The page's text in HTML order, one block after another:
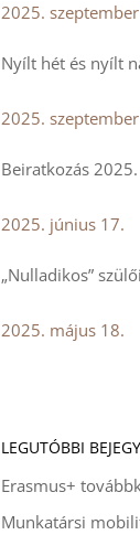
2025.
Nyílt hét és nyílt
2025.
Beiratkozás 2025.
2025. június 17.
„Nulladikos”
2025. május 18.
LEGUTÓBBI
Erasmus+
Munkatársi